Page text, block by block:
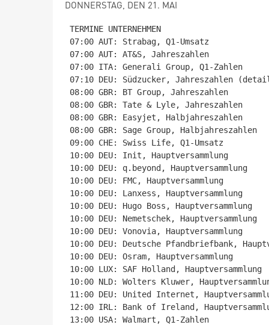
DONNERSTAG, DEN 21. MAI
TERMINE UNTERNEHMEN
07:00 AUT: Strabag, Q1-Umsatz
07:00 AUT: AT&S, Jahreszahlen
07:00 ITA: Generali Group, Q1-Zahlen
07:10 DEU: Südzucker, Jahreszahlen
08:00 GBR: BT Group, Jahreszahlen
08:00 GBR: Tate & Lyle, Jahreszahlen
08:00 GBR: Easyjet, Halbjahreszahlen
08:00 GBR: Sage Group, Halbjahreszahlen
09:00 CHE: Swiss Life, Q1-Umsatz
10:00 DEU: Init, Hauptversammlung
10:00 DEU: q.beyond, Hauptversammlung
10:00 DEU: FMC, Hauptversammlung
10:00 DEU: Lanxess, Hauptversammlung
10:00 DEU: Hugo Boss, Hauptversammlung
10:00 DEU: Nemetschek, Hauptversammlung
10:00 DEU: Vonovia, Hauptversammlung
10:00 DEU: Deutsche Pfandbriefbank,
10:00 DEU: Osram, Hauptversammlung
10:00 LUX: SAF Holland, Hauptversammlung
10:00 NLD: Wolters Kluwer,
11:00 DEU: United Internet,
12:00 IRL: Bank of Ireland,
13:00 USA: Walmart, Q1-Zahlen